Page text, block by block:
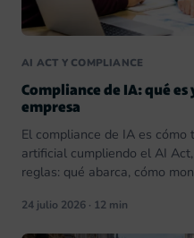
AI ACT Y COMPLIANCE
Compliance de IA: qué
empresa
El compliance de IA es
artificial cumpliendo el AI
reglas: qué abarca, cómo
24 julio 2026 · 12 min